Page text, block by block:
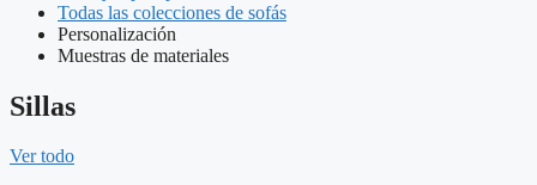
Todas las colecciones de sofás
Personalización
Muestras de materiales
Sillas
Ver todo